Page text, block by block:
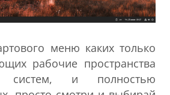
меню каких только
рабочие пространства
систем, и полностью